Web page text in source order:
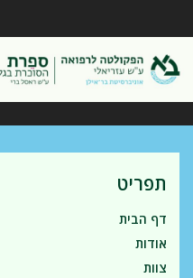
תפריט
דף הבית
אודות
צוות